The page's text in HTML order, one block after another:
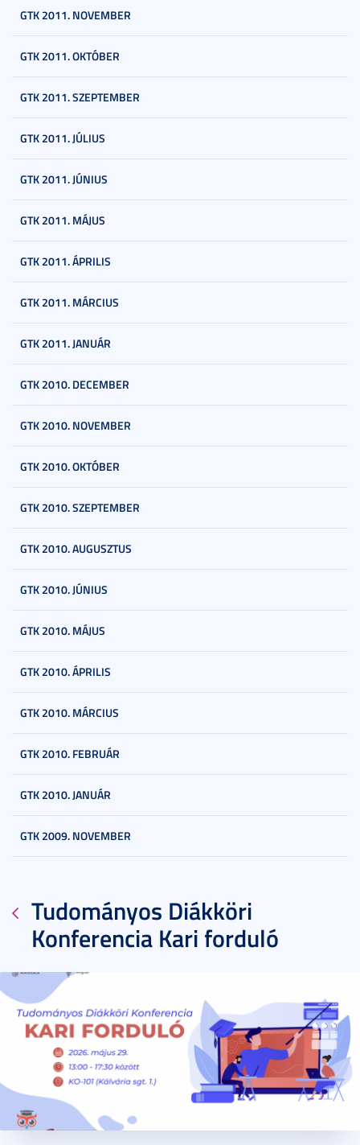
GTK 2011. NOVEMBER
GTK 2011. OKTÓBER
GTK 2011. SZEPTEMBER
GTK 2011. JÚLIUS
GTK 2011. JÚNIUS
GTK 2011. MÁJUS
GTK 2011. ÁPRILIS
GTK 2011. MÁRCIUS
GTK 2011. JANUÁR
GTK 2010. DECEMBER
GTK 2010. NOVEMBER
GTK 2010. OKTÓBER
GTK 2010. SZEPTEMBER
GTK 2010. AUGUSZTUS
GTK 2010. JÚNIUS
GTK 2010. MÁJUS
GTK 2010. ÁPRILIS
GTK 2010. MÁRCIUS
GTK 2010. FEBRUÁR
GTK 2010. JANUÁR
GTK 2009. NOVEMBER
Tudományos Diákköri
Konferencia Kari forduló